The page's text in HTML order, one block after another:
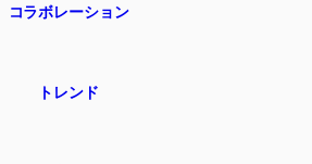
コラボレーション
トレンド